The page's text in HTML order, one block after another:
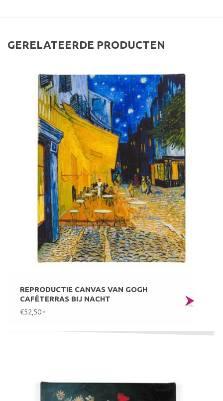
GERELATEERDE PRODUCTEN
REPRODUCTIE CANVAS VAN GOGH
CAFÉTERRAS BIJ NACHT
€52,50 *